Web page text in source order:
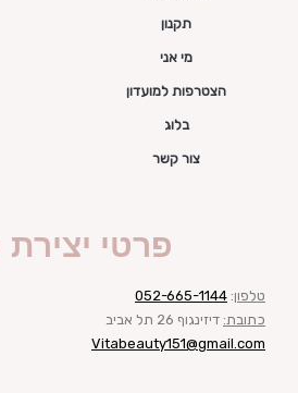
תקנון
מי אני
הצטרפות למועדון
בלוג
צור קשר
פרטי
טלפון:
052-665-1144
כתובת: דיזינגוף 26 תל אביב
Vitabeauty151@gmail.com